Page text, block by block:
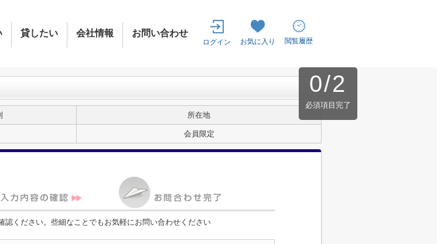
貸したい 会社情報 お問い合わせ
ログイン お気に入り 閲覧履歴
所在地
会員限定
0/2
必須項目完了
認ください。些細なことでもお気軽にお問い合わせください